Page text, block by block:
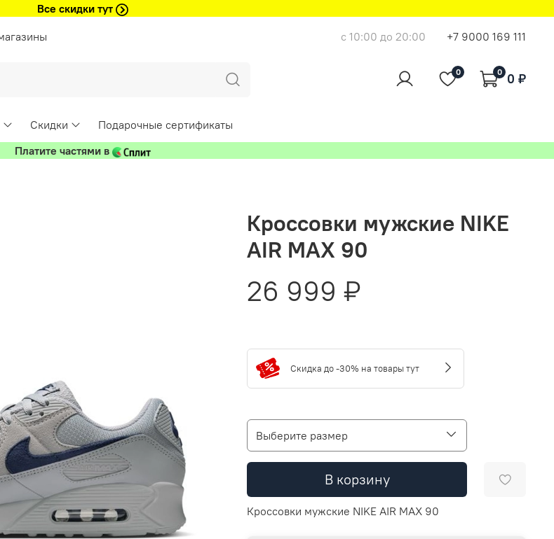
Все скидки тут
с 10:00 до 20:00 +7 9000 169 111
0 0 0 ₽
Скидки
Подарочные сертификаты
Платите частями в
Кроссовки мужские NIKE
AIR MAX 90
26 999 ₽
Скидка до -30% на товары тут
Выберите размер
В корзину
Кроссовки мужские NIKE AIR MAX 90